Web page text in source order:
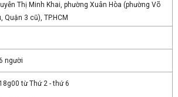
Thị Minh Khai, phường Xuân Hòa (phường Võ
Quận 3 cũ), TP.HCM
người
từ Thứ 2 - thứ 6